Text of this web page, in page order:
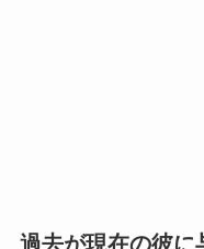
過去が現在の彼に